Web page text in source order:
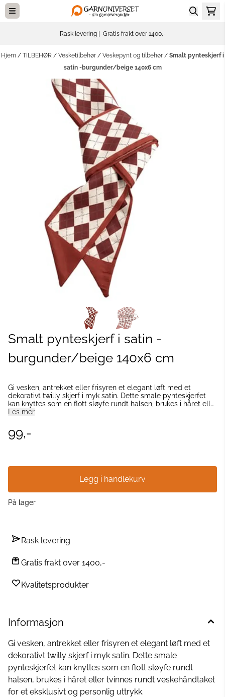
Hopp til innhold
Rask levering | Gratis frakt over 1400,-
Hjem / TILBEHØR / Vesketilbehør / Veskepynt og tilbehør / Smalt pynteskjerf i
satin -burgunder/beige 140x6 cm
Smalt pynteskjerf i satin -
burgunder/beige 140x6 cm
Gi vesken, antrekket eller frisyren et elegant løft med et
dekorativt twilly skjerf i myk satin. Dette smale pynteskjerfet
kan knyttes som en flott sløyfe rundt halsen, brukes i håret eller
tvinnes rundt veskehåndtaket for et eksklusivt og personlig
farger. Produktdetaljer: Antall: 1 stk Lengde: 140 cm Bredde: 6
Les mer
99,-
Legg i handlekurv
På lager
Rask levering
Gratis frakt over 1400,-
Kvalitetsprodukter
Informasjon
Gi vesken, antrekket eller frisyren et elegant løft med et
dekorativt twilly skjerf i myk satin. Dette smale
pynteskjerfet kan knyttes som en flott sløyfe rundt
halsen, brukes i håret eller tvinnes rundt veskehåndtaket
for et eksklusivt og personlig uttrykk.